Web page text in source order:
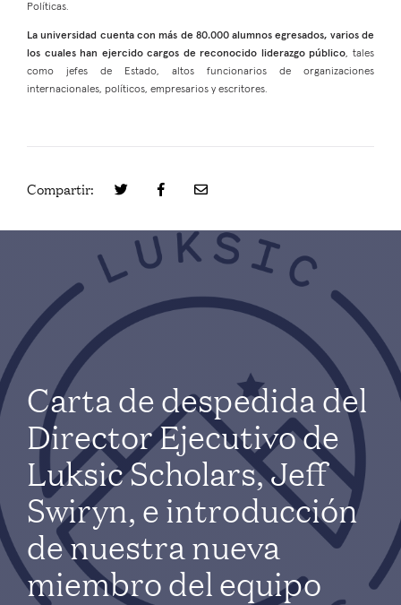
Políticas.
La universidad cuenta con más de 80.000 alumnos egresados, varios de
los cuales han ejercido cargos de reconocido liderazgo público, tales
como jefes de Estado, altos funcionarios de organizaciones
internacionales, políticos, empresarios y escritores.
Compartir:
Carta de despedida del
Director Ejecutivo de
Luksic Scholars, Jeff
Swiryn, e introducción
de nuestra nueva
miembro del equipo